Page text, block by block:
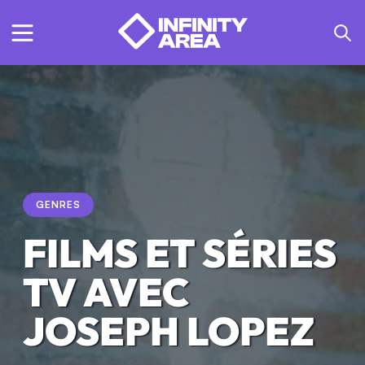
GENRES
FILMS ET SÉRIES
TV AVEC
JOSEPH LOPEZ